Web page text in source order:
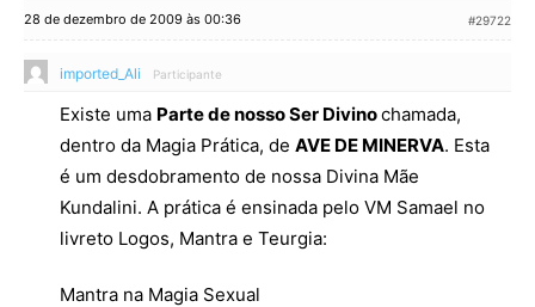
28 de dezembro de 2009 às 00:36 #29722
imported_Ali Participante
Existe uma Parte de nosso Ser Divinochamada,
dentro da Magia Prática, de AVE DE MINERVA. Esta
é um desdobramento de nossa Divina Mãe
Kundalini. A prática é ensinada pelo VM Samael no
livreto Logos, Mantra e Teurgia:
Mantra na Magia Sexual